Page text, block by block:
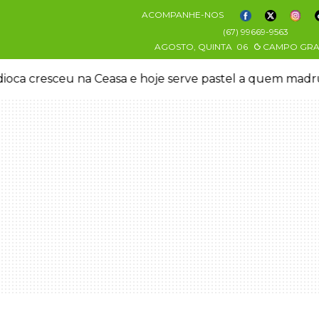
ACOMPANHE-NOS
(67) 99669-9563
AGOSTO, QUINTA 06 CAMPO
Adolescente que morreu em desafio era "escrava